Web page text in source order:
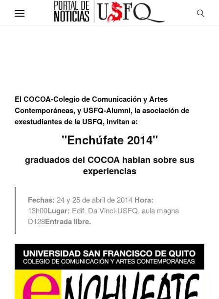
El COCOA-Colegio de Comunicación y Artes
Contemporáneas, y USFQ-Alumni, la asociación de
exestudiantes de la USFQ, invitan a:
"Enchúfate 2014"
graduados del COCOA hablan sobre sus
experiencias
Fechas: 24 y 25 de abril de 2014 Hora:
13h00Lugar: Edif. Da Vinci-USFQ, aula magna
D128Entrada libre.